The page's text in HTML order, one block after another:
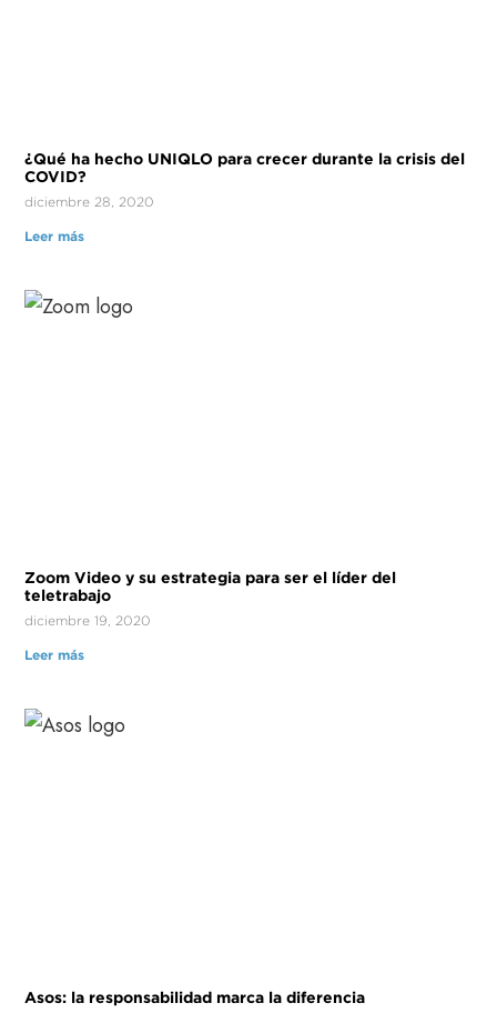
¿Qué ha hecho UNIQLO para crecer durante la crisis del
COVID?
diciembre 28, 2020
Leer más
Zoom Video y su estrategia para ser el líder del
teletrabajo
diciembre 19, 2020
Leer más
Asos: la responsabilidad marca la diferencia